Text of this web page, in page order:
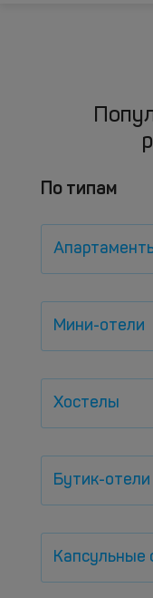
По типам
Мини-отели
Хостелы
Бутик-отели
Капсульные